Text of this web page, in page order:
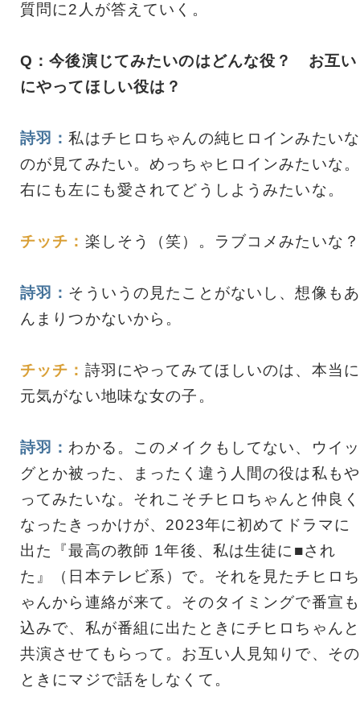
質問に2人が答えていく。
Q：今後演じてみたいのはどんな役？ お互い
にやってほしい役は？
詩羽：私はチヒロちゃんの純ヒロインみたいな
のが見てみたい。めっちゃヒロインみたいな。
右にも左にも愛されてどうしようみたいな。
チッチ： 楽しそう（笑）。ラブコメみたいな？
詩羽： そういうの見たことがないし、想像もあ
んまりつかないから。
チッチ： 詩羽にやってみてほしいのは、本当に
元気がない地味な女の子。
詩羽：わかる。このメイクもしてない、ウイッ
グとか被った、まったく違う人間の役は私もや
ってみたいな。それこそチヒロちゃんと仲良く
なったきっかけが、2023年に初めてドラマに
出た『最高の教師 1年後、私は生徒に■され
た』（日本テレビ系）で。それを見たチヒロち
ゃんから連絡が来て。そのタイミングで番宣も
込みで、私が番組に出たときにチヒロちゃんと
共演させてもらって。お互い人見知りで、その
ときにマジで話をしなくて。